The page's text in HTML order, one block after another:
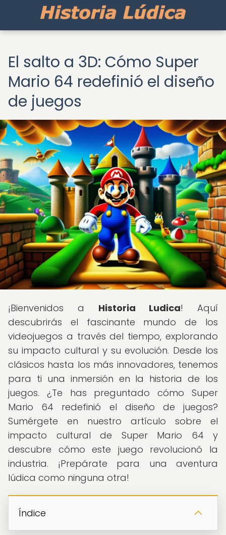
El salto a 3D: Cómo Super
Mario 64 redefinió el diseño
de juegos
¡Bienvenidos a Historia Ludica! Aquí
descubrirás el fascinante mundo de los
videojuegos a través del tiempo, explorando
su impacto cultural y su evolución. Desde los
clásicos hasta los más innovadores, tenemos
para ti una inmersión en la historia de los
juegos. ¿Te has preguntado cómo Super
Mario 64 redefinió el diseño de juegos?
Sumérgete en nuestro artículo sobre el
impacto cultural de Super Mario 64 y
descubre cómo este juego revolucionó la
industria. ¡Prepárate para una aventura
lúdica como ninguna otra!
Índice